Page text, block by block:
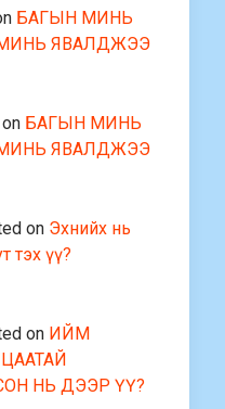
БАГЫН МИНЬ
ЯВАЛДЖЭЭ
БАГЫН МИНЬ
ЯВАЛДЖЭЭ
on Эхнийх нь
тэх үү?
on ИЙМ
НЬ ДЭЭР ҮҮ?